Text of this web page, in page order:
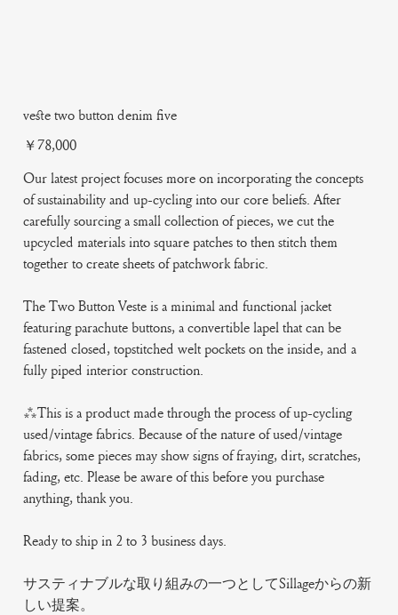
veste two button denim five
Price
￥78,000
Our latest project focuses more on incorporating the concepts
of sustainability and up-cycling into our core beliefs. After
carefully sourcing a small collection of pieces, we cut the
upcycled materials into square patches to then stitch them
together to create sheets of patchwork fabric.
The Two Button Veste is a minimal and functional jacket
featuring parachute buttons, a convertible lapel that can be
fastened closed, topstitched welt pockets on the inside, and a
fully piped interior construction.
***This is a product made through the process of up-cycling
used/vintage fabrics. Because of the nature of used/vintage
fabrics, some pieces may show signs of fraying, dirt, scratches,
fading, etc. Please be aware of this before you purchase
anything, thank you.
Ready to ship in 2 to 3 business days.
サスティナブルな取り組みの一つとしてSillageからの新
しい提案。